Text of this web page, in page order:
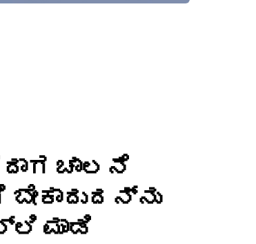
ಚಾಲನೆ
ಮಾಡಿ